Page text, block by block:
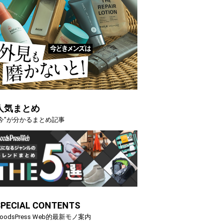
気まとめ
"が分かるまとめ記事
CONTENTS
Web的最新モノ案内